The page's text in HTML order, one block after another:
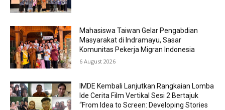
Mahasiswa Taiwan Gelar Pengabdian
Masyarakat di Indramayu, Sasar
Komunitas Pekerja Migran Indonesia
6 August 2026
IMDE Kembali Lanjutkan Rangkaian Lomba
Ide Cerita Film Vertikal Sesi 2 Bertajuk
“From Idea to Screen: Developing Stories